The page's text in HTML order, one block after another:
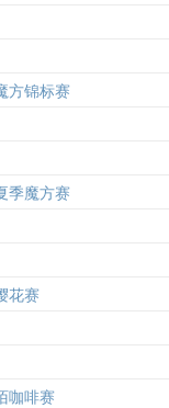
方锦标赛
季魔方赛
花赛
咖啡赛